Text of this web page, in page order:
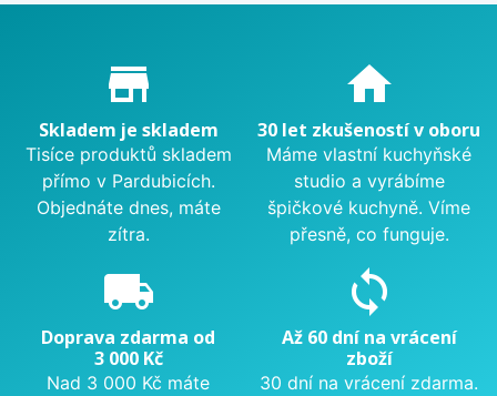
Proč nakupovat u nás?
store_mall_directory
Skladem je skladem
Tisíce produktů skladem
přímo v Pardubicích.
Objednáte dnes, máte
zítra.
home
30 let zkušeností v oboru
Máme vlastní kuchyňské
studio a vyrábíme
špičkové kuchyně. Víme
přesně, co funguje.
local_shipping
Doprava zdarma od
3 000 Kč
Nad 3 000 Kč máte
sync
Až 60 dní na vrácení
zboží
30 dní na vrácení zdarma.